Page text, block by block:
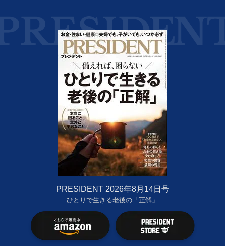
PRESIDENT 2026年8月14日号
ひとりで生きる老後の「正解」